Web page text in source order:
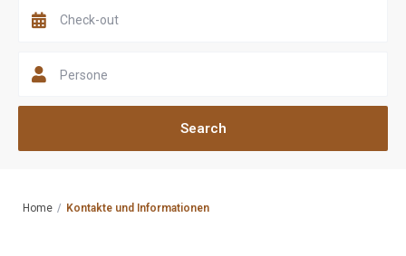
Persone
Home Kontakte und Informationen